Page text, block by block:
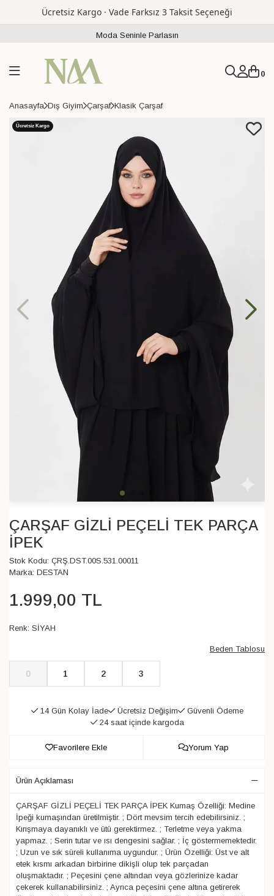
Ücretsiz Kargo · Vade Farksız 3 Taksit Seçeneği
Moda Seninle Parlasın
0
Anasayfa Dış Giyim Çarşaf Klasik Çarşaf
Ücretsiz Kargo
ÇARŞAF GİZLİ PEÇELİ TEK PARÇA
İPEK
Stok Kodu: ÇRŞ.DST.00S.531.00011
Marka: DESTAN
1.999,00 TL
Renk: SİYAH
Beden Tablosu
0 1 2 3
14 Gün Kolay İade Ücretsiz Değişim
Güvenli Ödeme
24 saat içinde kargoda
Favorilere Ekle Yorum Yap
Ürün Açıklaması
ÇARŞAF GİZLİ PEÇELİ TEK PARÇA İPEK Kumaş Özelliği: Medine
İpeği kumaşından üretilmiştir. ; Dört mevsim tercih edebilirsiniz. ;
Kırışmaya dayanıklı ve ütü gerektirmez. ; Terletme veya yakma
yapmaz. ; Serin tutar ve ısı dengesini sağlar. ; İç göstermemektedir.
; Uzun ve sık süreli kullanıma uygundur. ; Ürün Özelliği: Üst ve alt
etek kısmı arkadan birbirine dikişli olup tek parçadan
oluşmaktadır. ; Peçesini çene altından veya gözlerinize kadar
çekerek kullanabilirsiniz. ; Ayrıca peçesini çene altına getirerek